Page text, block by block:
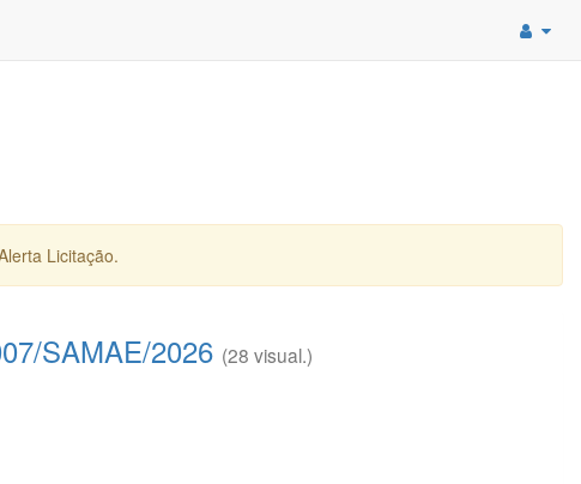
Licitação.
SAMAE/2026 (28 visual.)